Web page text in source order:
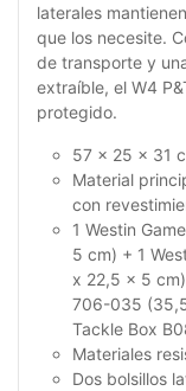
laterales
que los necesite.
de transporte y
extraíble, el W4
protegido.
57 x 25 x 31
Material
con
1 Westin
5 cm) + 1
x 22,5 x 5
706-035
Tackle Box
Materiales
Dos bolsillos